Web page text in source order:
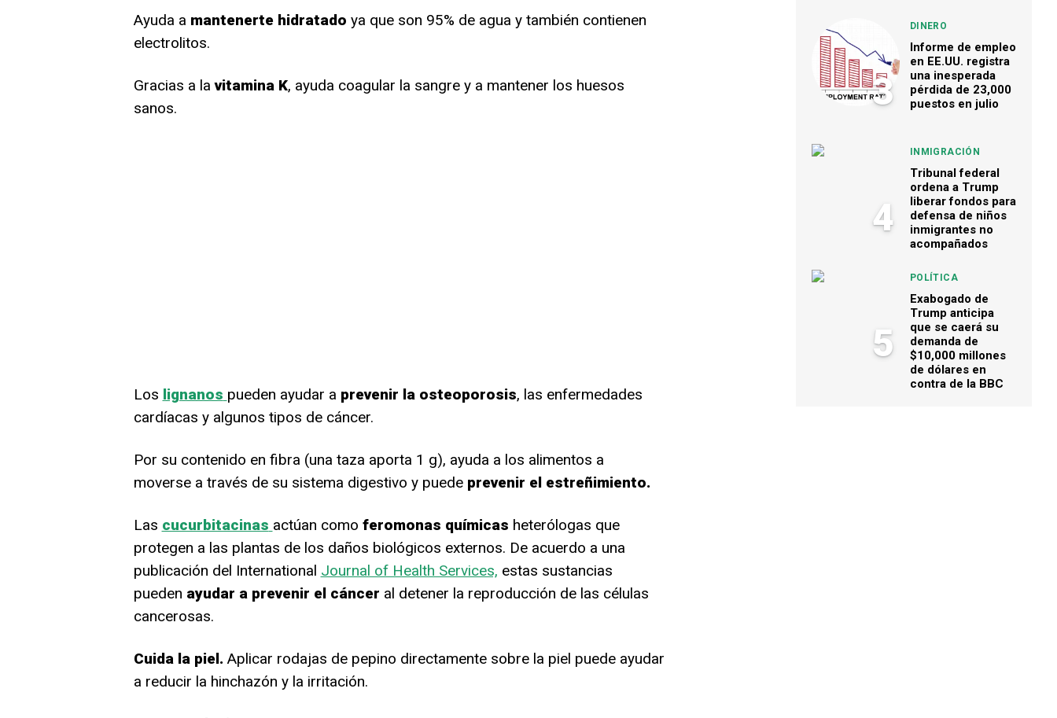
Ayuda a mantenerte hidratado ya que son 95% de agua y también contienen
electrolitos.
Gracias a lavitamina K, ayuda coagular la sangre y a mantener los huesos
sanos.
Los lignanos pueden ayudar a prevenir la osteoporosis, las enfermedades
cardíacas y algunos tipos de cáncer.
Por su contenido en fibra (una taza aporta 1 g), ayuda a los alimentos a
moverse a través de su sistema digestivo y puede prevenir el estreñimiento.
Las cucurbitacinas actúan como feromonas químicas heterólogas que
protegen a las plantas de los daños biológicos externos. De acuerdo a una
publicación del International Journal of Health Services, estas sustancias
pueden ayudar a prevenir el cáncer al detener la reproducción de las células
cancerosas.
Cuida la piel. Aplicar rodajas de pepino directamente sobre la piel puede ayudar
a reducir la hinchazón y la irritación.
3
DINERO
Informe de empleo
en EE.UU. registra
una inesperada
pérdida de 23,000
puestos en julio
4
INMIGRACIÓN
Tribunal federal
ordena a Trump
liberar fondos para
defensa de niños
inmigrantes no
acompañados
5
POLÍTICA
Exabogado de
Trump anticipa
que se caerá su
demanda de
$10,000 millones
de dólares en
contra de la BBC